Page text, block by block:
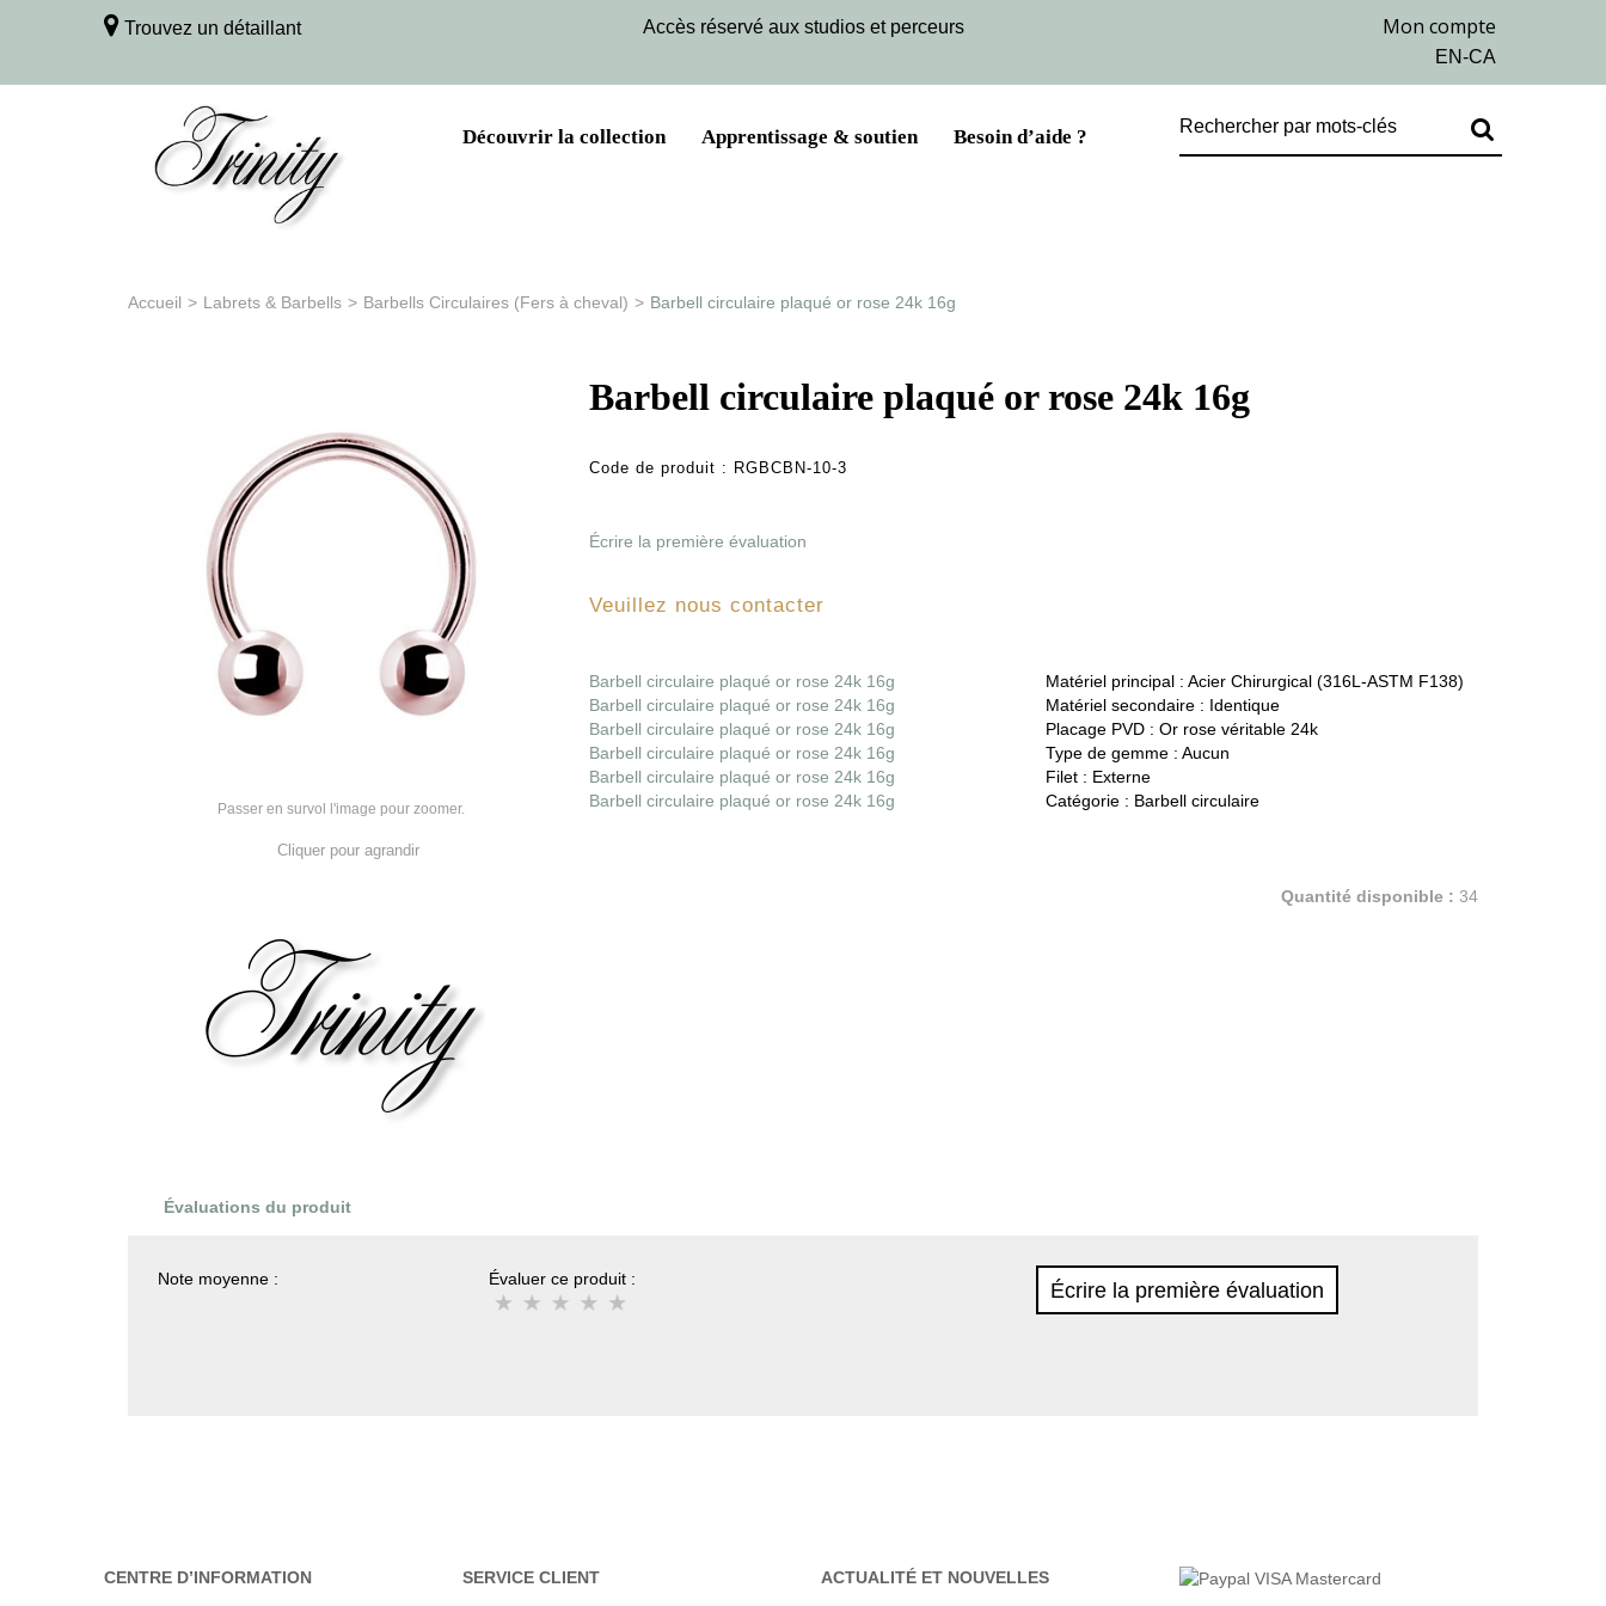
Trouvez un détaillant Accès réservé aux studios et perceurs
Découvrir la collection Apprentissage & soutien Besoin d’aide ?
Accueil > Labrets & Barbells > Barbells Circulaires (Fers à cheval) > Barbell circulaire plaqué or rose 24k 16g
Passer en survol l'image pour zoomer.
Cliquer pour agrandir
Barbell circulaire plaqué or rose 24k 16g
Code de produit : RGBCBN-10-3
Écrire la première évaluation
Veuillez nous contacter
Barbell circulaire plaqué or rose 24k 16g
Barbell circulaire plaqué or rose 24k 16g
Barbell circulaire plaqué or rose 24k 16g
Barbell circulaire plaqué or rose 24k 16g
Barbell circulaire plaqué or rose 24k 16g
Barbell circulaire plaqué or rose 24k 16g
Matériel principal : Acier Chirurgical (316L-ASTM F138)
Matériel secondaire : Identique
Placage PVD : Or rose véritable 24k
Type de gemme : Aucun
Filet : Externe
Catégorie : Barbell circulaire
Quantité disponible : 34
Évaluations du produit
Note moyenne : Évaluer ce produit : Écrire la première évaluation
CENTRE D’INFORMATION
SERVICE CLIENT
ACTUALITÉ ET NOUVELLES